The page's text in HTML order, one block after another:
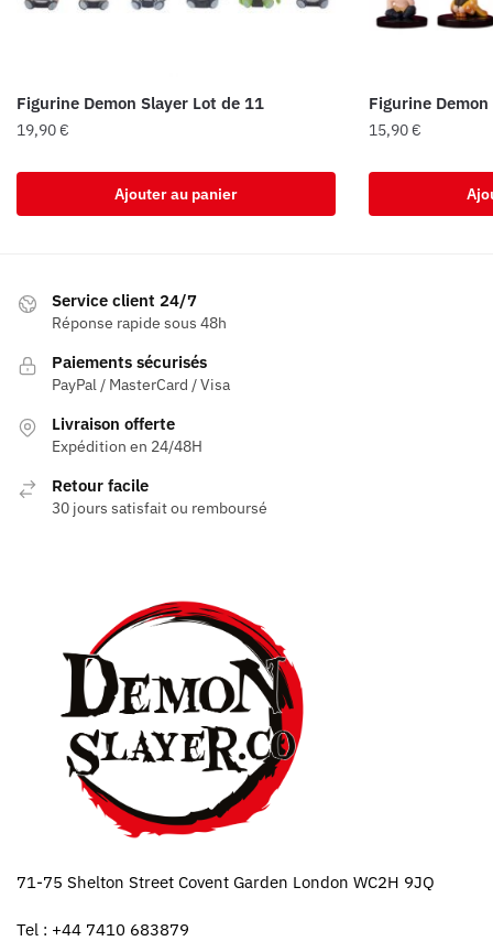
Figurine Demon Slayer Lot de 11
19,90€
Ajouter au panier
Figurine
15,90€
Service client 24/7
Réponse rapide sous 48h
Paiements sécurisés
PayPal / MasterCard / Visa
Livraison offerte
Expédition en 24/48H
Retour facile
30 jours satisfait ou remboursé
71-75 Shelton Street Covent Garden London WC2H 9JQ
Tel : +44 7410 683879